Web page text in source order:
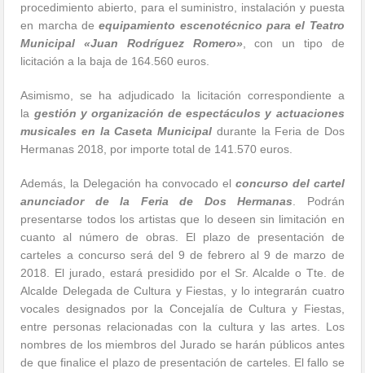
procedimiento abierto, para el suministro, instalación y puesta
en marcha de equipamiento escenotécnico para el Teatro
Municipal «Juan Rodríguez Romero», con un tipo de
licitación a la baja de 164.560 euros.
Asimismo, se ha adjudicado la licitación correspondiente a
la gestión y organización de espectáculos y actuaciones
musicales en la Caseta Municipal durante la Feria de Dos
Hermanas 2018, por importe total de 141.570 euros.
Además, la Delegación ha convocado el concurso del cartel
anunciador de la
Feria de Dos Hermanas . Podrán
presentarse todos los artistas que lo deseen sin limitación en
cuanto al número de obras. El plazo de presentación de
carteles a concurso será del 9 de febrero al 9 de marzo de
2018. El jurado, estará presidido por el Sr. Alcalde o Tte. de
Alcalde Delegada de Cultura y Fiestas, y lo integrarán cuatro
vocales designados por la Concejalía de Cultura y Fiestas,
entre personas relacionadas con la cultura y las artes. Los
nombres de los miembros del Jurado se harán públicos antes
de que finalice el plazo de presentación de carteles. El fallo se